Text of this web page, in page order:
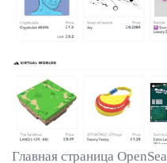
Главная страница OpenSea